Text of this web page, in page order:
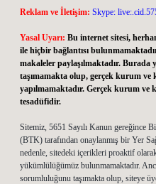
Reklam ve İletişim: Skype:
Yasal Uyarı: Bu internet sitesi,
ile hiçbir bağlantısı
makaleler paylaşılmaktadır.
taşımamakta olup, gerçek kurum ve
yapılmamaktadır. Gerçek kurum ve
tesadüfidir.
Sitemiz, 5651 Sayılı Kanun gereğince
(BTK) tarafından onaylanmış bir Yer
nedenle, sitedeki içerikleri proaktif
yükümlülüğümüz bulunmamaktadır.
sorumluluğunu taşımakta olup, siteye